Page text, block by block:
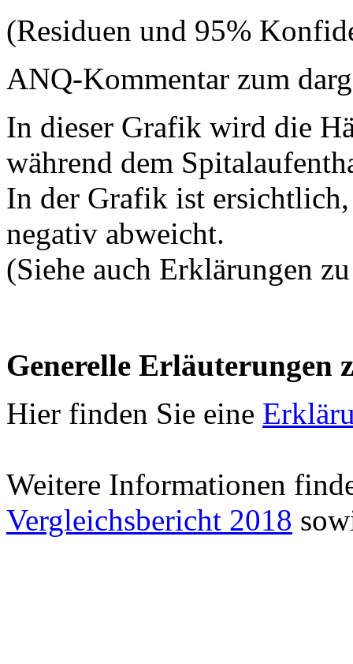
(Residuen und 95%
ANQ-Kommentar zum
In dieser Grafik wird die
während dem
In der Grafik ist
negativ abweicht.
(Siehe auch Erklärungen
Generelle Erläuterungen
Hier finden Sie eine
Weitere Informationen
Vergleichsbericht 2018